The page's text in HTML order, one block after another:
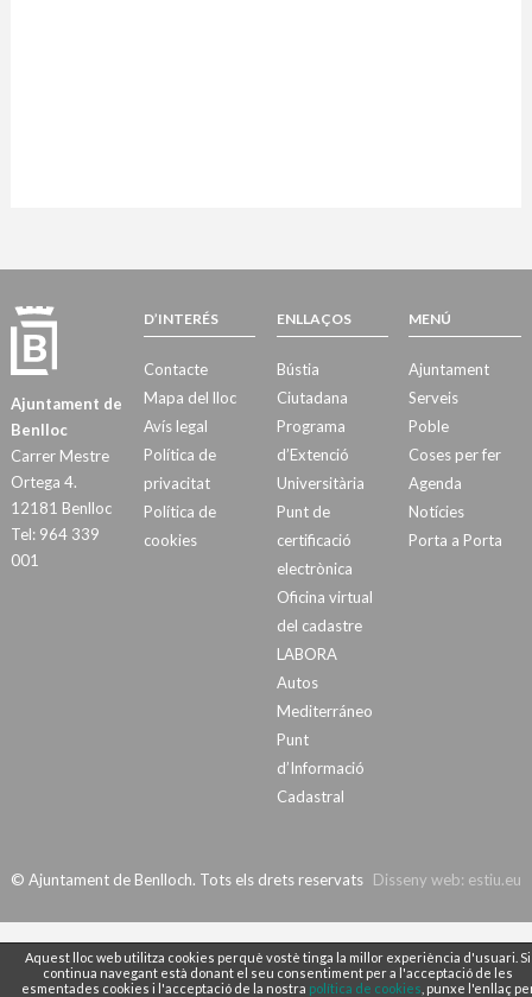
Ajuntament de
Benlloc
Carrer Mestre
Ortega 4.
12181 Benlloc
Tel: 964 339
001
D’INTERÉS
Contacte
Mapa del lloc
Avís legal
Política de
privacitat
Política de
cookies
ENLLAÇOS
Bústia
Ciutadana
Programa
d’Extenció
Universitària
Punt de
certificació
electrònica
Oficina virtual
del cadastre
LABORA
Autos
Mediterráneo
Punt
d’Informació
Cadastral
MENÚ
Ajuntament
Serveis
Poble
Coses per fer
Agenda
Notícies
Porta a Porta
Disseny web: estiu.eu
© Ajuntament de Benlloch. Tots els drets reservats
Aquest lloc web utilitza cookies perquè vostè tinga la millor experiència d'usuari. Si
continua navegant està donant el seu consentiment per a l'acceptació de les
esmentades cookies i l'acceptació de la nostra política de cookies , punxe l'enllaç